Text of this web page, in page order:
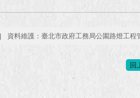
資料維護：臺北市政府工務局公園路燈工程
回